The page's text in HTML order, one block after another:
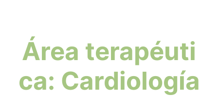
Área terapéuti
ca: Cardiología